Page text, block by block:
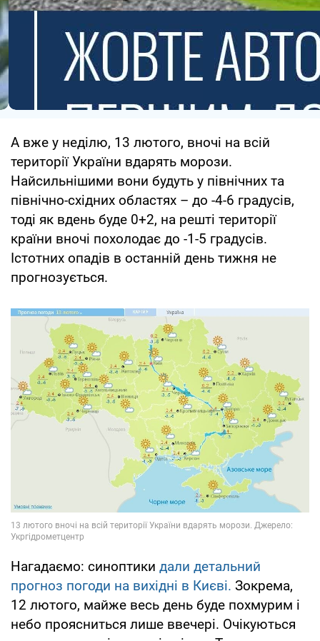
А вже у неділю, 13 лютого, вночі на всій
території України вдарять морози.
Найсильнішими вони будуть у північних та
північно-східних областях – до -4-6 градусів,
тоді як вдень буде 0+2, на решті території
країни вночі похолодає до -1-5 градусів.
Істотних опадів в останній день тижня не
прогнозується.
Нагадаємо: синоптики дали детальний
прогноз погоди на вихідні в Києві. Зокрема,
12 лютого, майже весь день буде похмурим і
небо проясниться лише ввечері. Очікуються